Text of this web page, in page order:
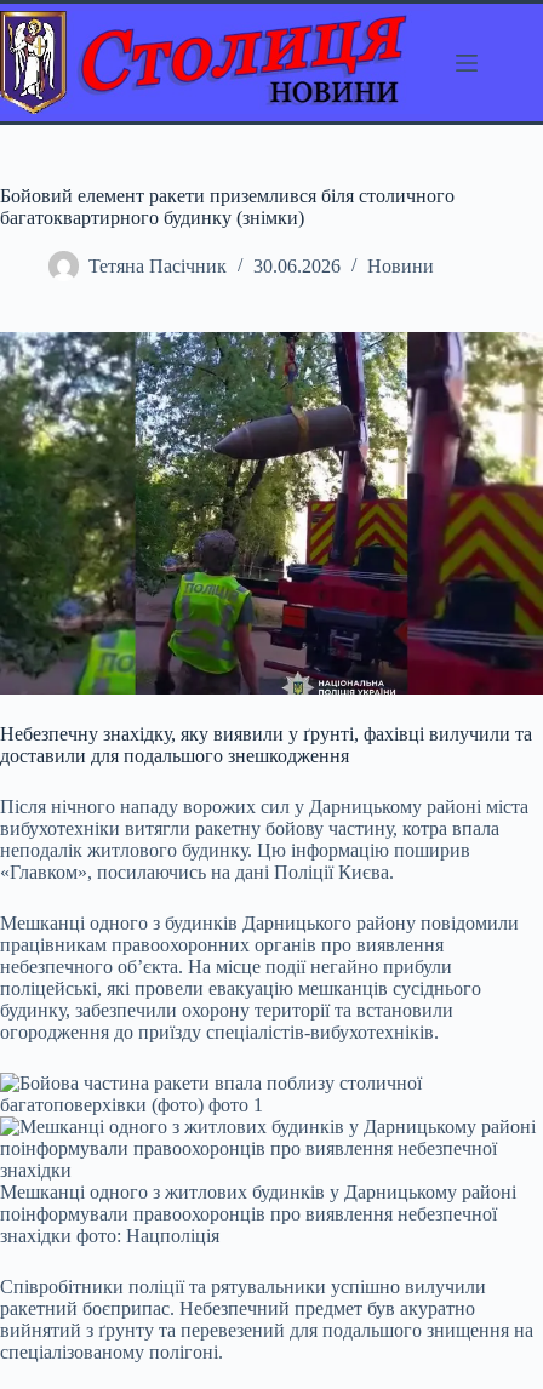
Перейти
до
вмісту
Бойовий елемент ракети приземлився біля столичного
багатоквартирного будинку (знімки)
Тетяна Пасічник 30.06.2026 Новини
Небезпечну знахідку, яку виявили у ґрунті, фахівці вилучили та
доставили для подальшого знешкодження
Після нічного нападу ворожих сил у Дарницькому районі міста
вибухотехніки витягли ракетну бойову частину, котра впала
неподалік житлового будинку. Цю інформацію поширив
«Главком», посилаючись на дані Поліції Києва.
Мешканці одного з будинків Дарницького району повідомили
працівникам правоохоронних органів про виявлення
небезпечного об’єкта. На місце події негайно прибули
поліцейські, які провели евакуацію мешканців сусіднього
будинку, забезпечили охорону території та встановили
огородження до приїзду спеціалістів-вибухотехніків.
Мешканці одного з житлових будинків у Дарницькому районі
поінформували правоохоронців про виявлення небезпечної
знахідки фото: Нацполіція
Співробітники поліції та рятувальники успішно вилучили
ракетний боєприпас. Небезпечний предмет був акуратно
вийнятий з ґрунту та перевезений для подальшого знищення на
спеціалізованому полігоні.